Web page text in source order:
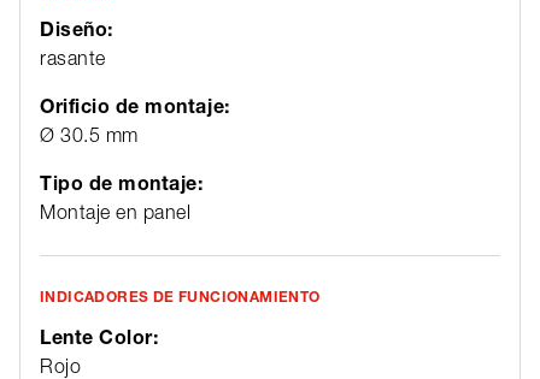
Diseño:
rasante
Orificio de montaje:
Ø 30.5 mm
Tipo de montaje:
Montaje en panel
INDICADORES DE FUNCIONAMIENTO
Lente Color:
Rojo